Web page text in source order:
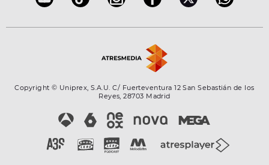
Copyright © Uniprex, S.A.U. C/ Fuerteventura 12 San Sebastián de los
Reyes, 28703 Madrid